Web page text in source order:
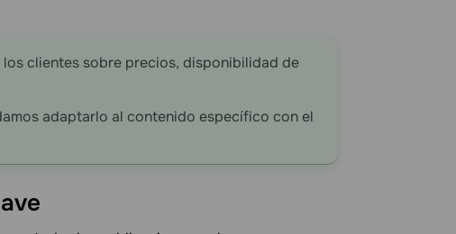
clientes sobre precios, disponibilidad de
adaptarlo al contenido específico con el